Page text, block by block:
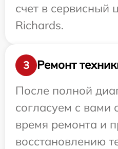
счет в сервисный
Richards.
3
Ремонт
После полной
согласуем с вами
время ремонта и
восстановлению